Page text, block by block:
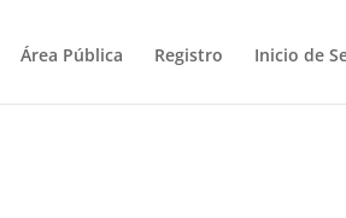
Área Pública Registro Inicio de